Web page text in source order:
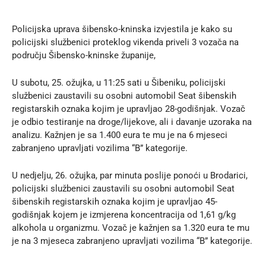
Policijska uprava šibensko-kninska izvjestila je kako su
policijski službenici proteklog vikenda priveli 3 vozača na
području Šibensko-kninske županije,
U subotu, 25. ožujka, u 11:25 sati u Šibeniku, policijski
službenici zaustavili su osobni automobil Seat šibenskih
registarskih oznaka kojim je upravljao 28-godišnjak. Vozač
je odbio testiranje na droge/lijekove, ali i davanje uzoraka na
analizu. Kažnjen je sa 1.400 eura te mu je na 6 mjeseci
zabranjeno upravljati vozilima “B” kategorije.
U nedjelju, 26. ožujka, par minuta poslije ponoći u Brodarici,
policijski službenici zaustavili su osobni automobil Seat
šibenskih registarskih oznaka kojim je upravljao 45-
godišnjak kojem je izmjerena koncentracija od 1,61 g/kg
alkohola u organizmu. Vozač je kažnjen sa 1.320 eura te mu
je na 3 mjeseca zabranjeno upravljati vozilima “B” kategorije.